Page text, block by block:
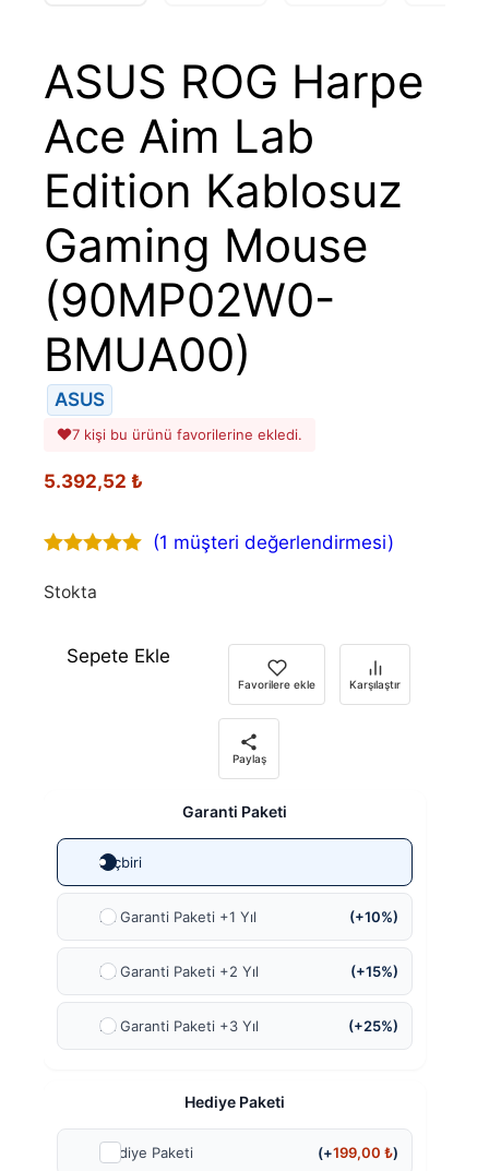
ASUS ROG Harpe
Ace Aim Lab
Edition Kablosuz
Gaming Mouse
(90MP02W0-
BMUA00)
ASUS
7 kişi bu ürünü favorilerine ekledi.
5.392,52 ₺
5
(1 müşteri değerlendirmesi)
Stokta
Sepete Ekle
Favorilere ekle Karşılaştır
Paylaş
Garanti Paketi
Hiçbiri
Ek Garanti Paketi +1 Yıl (+10%)
Ek Garanti Paketi +2 Yıl (+15%)
Ek Garanti Paketi +3 Yıl (+25%)
Hediye Paketi
Hediye Paketi (+199,00 ₺)